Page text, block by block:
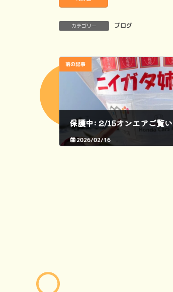
カテゴリー ブログ
前の記事
2026/02/16